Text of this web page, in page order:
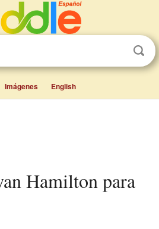
Imágenes English